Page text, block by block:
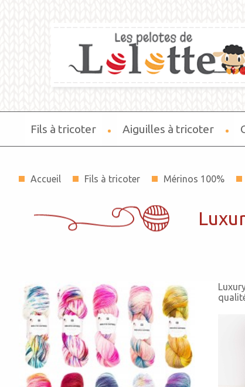
Fils à tricoter Aiguilles à tricoter
Accueil Fils à tricoter Mérinos 100%